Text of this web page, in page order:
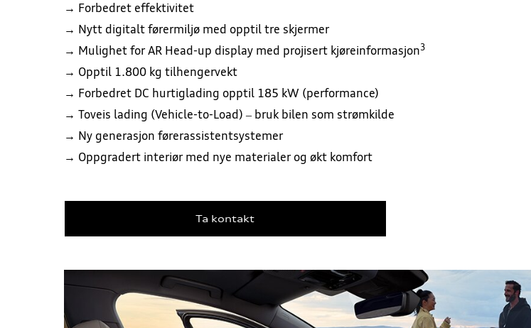
→ Forbedret effektivitet
→ Nytt digitalt førermiljø med opptil tre skjermer
→ Mulighet for AR Head-up display med projisert kjøreinformasjon3
→ Opptil 1.800 kg tilhengervekt
→ Forbedret DC hurtiglading opptil 185 kW (performance)
→ Toveis lading (Vehicle-to-Load) – bruk bilen som strømkilde
→ Ny generasjon førerassistentsystemer
→ Oppgradert interiør med nye materialer og økt komfort
Ta kontakt